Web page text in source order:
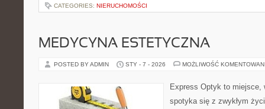
CATEGORIES: NIERUCHOMOŚCI
MEDYCYNA ESTETYCZNA
POSTED BY ADMIN STY - 7 - 2026 MOŻLIWOŚĆ
Express Optyk to miejsce,
spotyka się z zwykłym